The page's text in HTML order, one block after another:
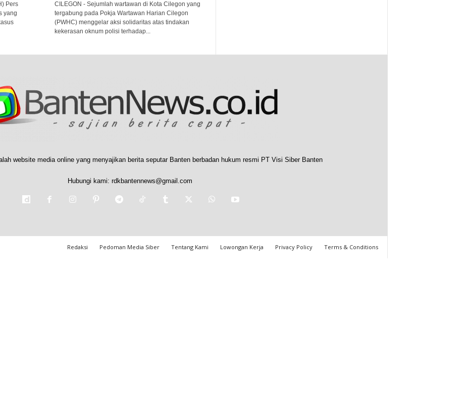
Pers
yang
CILEGON - Sejumlah wartawan di Kota Cilegon yang
tergabung pada Pokja Wartawan Harian Cilegon
(PWHC) menggelar aksi solidaritas atas tindakan
kekerasan oknum polisi terhadap...
website media online yang menyajikan berita seputar Banten berbadan hukum resmi PT Visi Siber Banten
Hubungi kami: rdkbantennews@gmail.com
Redaksi Pedoman Media Siber Tentang Kami Lowongan Kerja Privacy Policy Terms & Conditions